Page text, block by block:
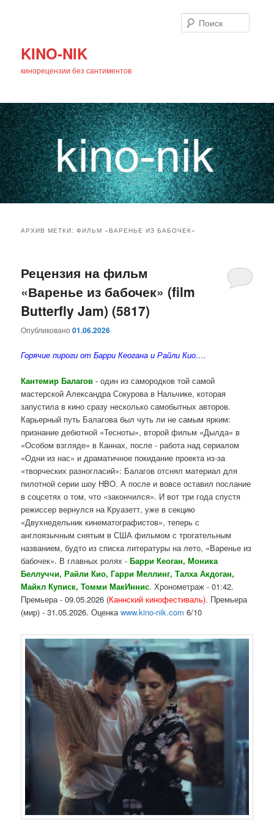
KINO-NIK
кинорецензии без сантиментов
основному
содержимому
дополнительному
содержимому
АРХИВ МЕТКИ:ФИЛЬМ «ВАРЕНЬЕ ИЗ БАБОЧЕК»
Рецензия на фильм
«Варенье из бабочек» (film
Butterfly Jam) (5817)
Опубликовано01.06.2026
Горячие пироги от Барри Кеогана и Райли Кио….
Кантемир Балагов - один из самородков той самой
мастерской Александра Сокурова в Нальчике, которая
запустила в кино сразу несколько самобытных авторов.
Карьерный путь Балагова был чуть ли не самым ярким:
признание дебютной «Тесноты», второй фильм «Дылда» в
«Особом взгляде» в Каннах, после - работа над сериалом
«Одни из нас» и драматичное покидание проекта из-за
«творческих разногласий»: Балагов отснял материал для
пилотной серии шоу HBO. А после и вовсе оставил послание
в соцсетях о том, что «закончился». И вот три года спустя
режиссер вернулся на Круазетт, уже в секцию
«Двухнедельник кинематографистов», теперь с
англоязычным снятым в США фильмом с трогательным
названием, будто из списка литературы на лето, «Варенье из
бабочек». В главных ролях -Барри Кеоган, Моника
Беллуччи, Райли Кио, Гарри Меллинг, Талха Акдоган,
Майкл Куписк, Томми МакИннис. Хронометраж - 01:42.
Премьера - 09.05.2026 (Каннский кинофестиваль). Премьера
(мир) - 31.05.2026. Оценкаwww.kino-nik.com 6/10